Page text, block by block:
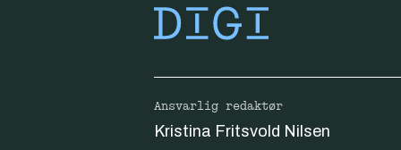
Ansvarlig redaktør
Kristina Fritsvold Nilsen